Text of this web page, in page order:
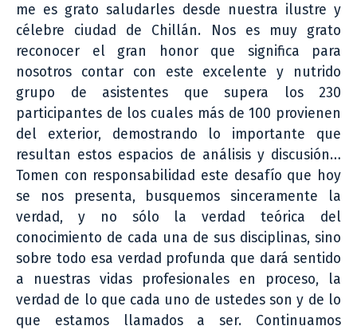
me es grato saludarles desde nuestra ilustre y
célebre ciudad de Chillán. Nos es muy grato
reconocer el gran honor que significa para
nosotros contar con este excelente y nutrido
grupo de asistentes que supera los 230
participantes de los cuales más de 100 provienen
del exterior, demostrando lo importante que
resultan estos espacios de análisis y discusión…
Tomen con responsabilidad este desafío que hoy
se nos presenta, busquemos sinceramente la
verdad, y no sólo la verdad teórica del
conocimiento de cada una de sus disciplinas, sino
sobre todo esa verdad profunda que dará sentido
a nuestras vidas profesionales en proceso, la
verdad de lo que cada uno de ustedes son y de lo
que estamos llamados a ser. Continuamos